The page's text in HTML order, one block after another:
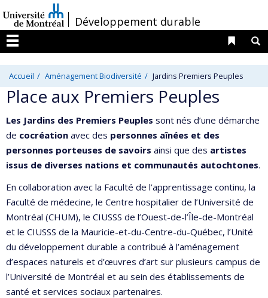
au
contenu
/Développement durable
Menu
Liens
Accueil Aménagement Biodiversité Jardins Premiers Peuples
Place aux Premiers Peuples
Les Jardins des Premiers Peuples sont nés d’une démarche
de cocréation avec des personnes aînées et des
personnes porteuses de savoirs ainsi que des artistes
issus de diverses nations et communautés autochtones.
En collaboration avec la Faculté de l’apprentissage continu, la
Faculté de médecine, le Centre hospitalier de l’Université de
Montréal (CHUM), le CIUSSS de l’Ouest-de-l’Île-de-Montréal
et le CIUSSS de la Mauricie-et-du-Centre-du-Québec, l’Unité
du développement durable a contribué à l’aménagement
d’espaces naturels et d’œuvres d’art sur plusieurs campus de
l’Université de Montréal et au sein des établissements de
santé et services sociaux partenaires.